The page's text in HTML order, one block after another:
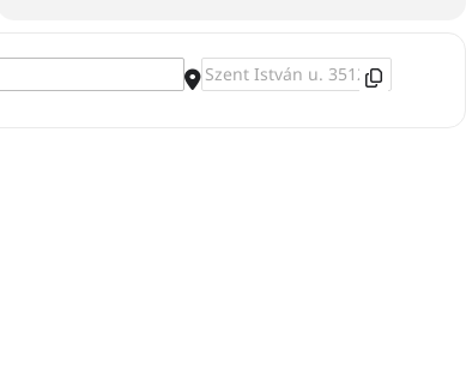
Destination Address - Ein Telefon aus einem